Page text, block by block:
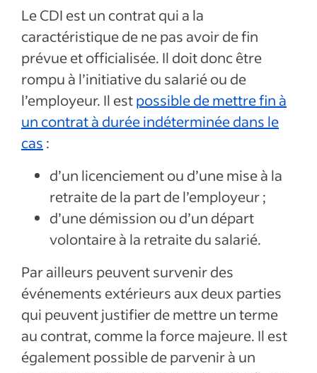
Le CDI est un contrat qui a la
caractéristique de ne pas avoir de fin
prévue et officialisée. Il doit donc être
rompu à l’initiative du salarié ou de
l’employeur. Il estpossible de mettre fin à
un contrat à durée indéterminée dans le
cas :
d’un licenciement ou d’une mise à la
retraite de la part de l’employeur ;
d’une démission ou d’un départ
volontaire à la retraite du salarié.
Par ailleurs peuvent survenir des
événements extérieurs aux deux parties
qui peuvent justifier de mettre un terme
au contrat, comme la force majeure. Il est
également possible de parvenir à un